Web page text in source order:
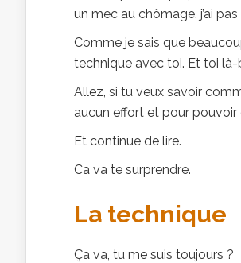
un mec au chômage, j’ai
Comme je sais que
technique avec toi. Et toi là-
Allez, si tu veux savoir
aucun effort et pour
Et continue de lire.
Ca va te surprendre.
La technique
Ça va, tu me suis toujours ?